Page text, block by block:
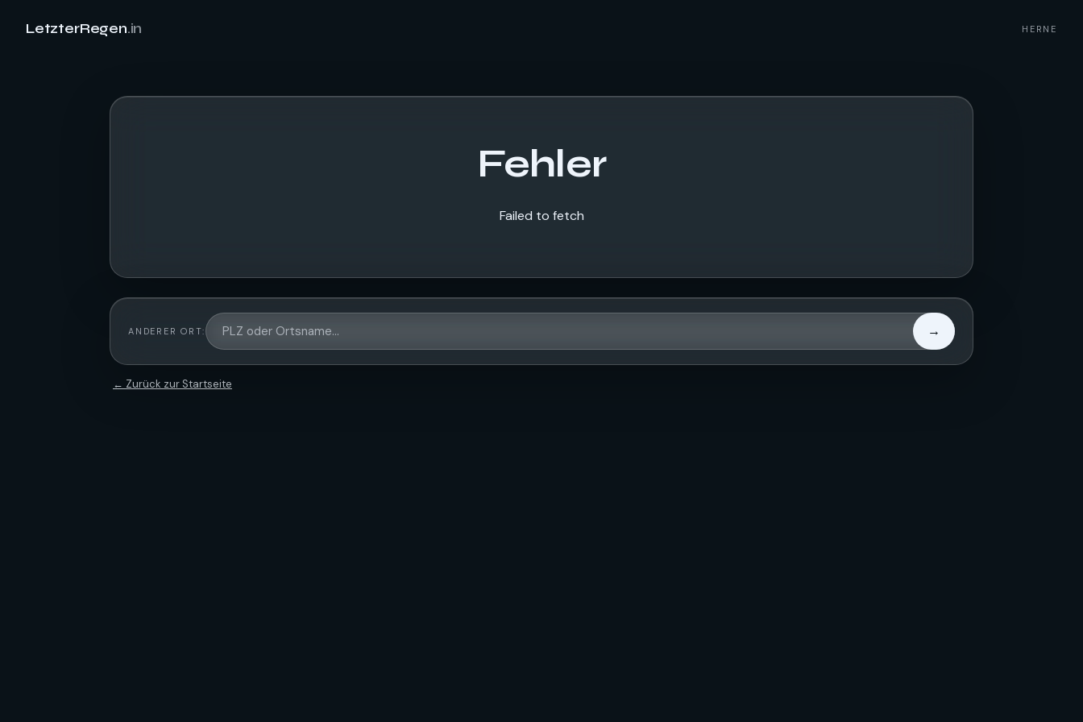
LetzterRegen.in HERNE
Fehler
Failed to fetch
ANDERER ORT: →
← Zurück zur Startseite